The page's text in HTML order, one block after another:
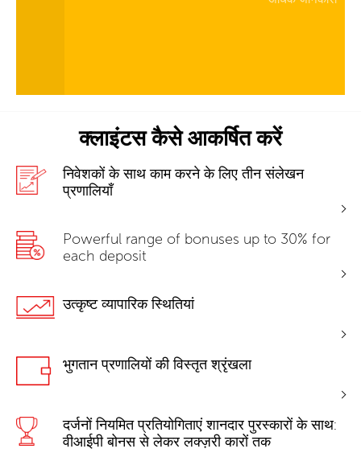
क्लाइंटस कैसे आकर्षित करें
निवेशकों के साथ काम करने के लिए तीन संलेखन
प्रणालियाँ
Powerful range of bonuses up to 30% for
each deposit
उत्कृष्ट व्यापारिक स्थितियां
भुगतान प्रणालियों की विस्तृत श्रृंखला
दर्जनों नियमित प्रतियोगिताएं शानदार पुरस्कारों के साथ:
वीआईपी बोनस से लेकर लक्ज़री कारों तक